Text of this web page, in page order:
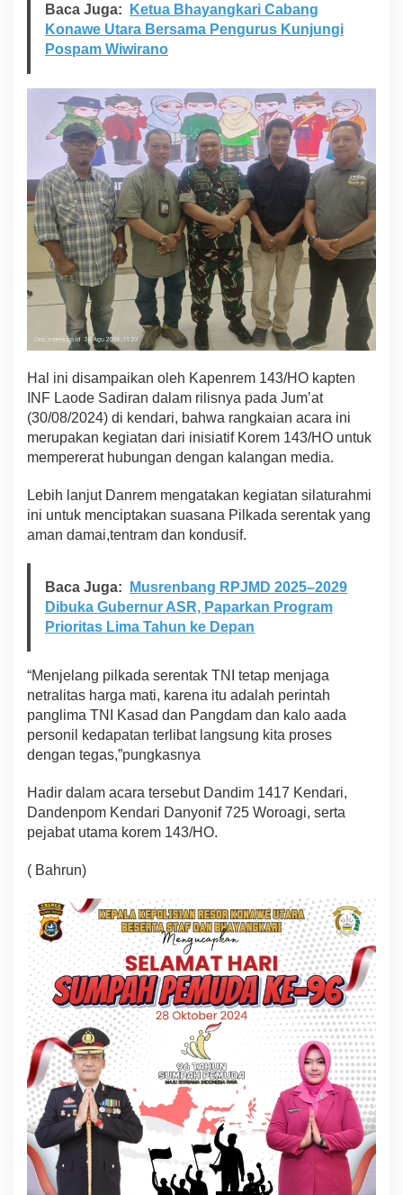
Baca Juga:
Ketua Bhayangkari Cabang
Konawe Utara Bersama Pengurus Kunjungi
Pospam Wiwirano
Hal ini disampaikan oleh Kapenrem 143/HO kapten
INF Laode Sadiran dalam rilisnya pada Jum’at
(30/08/2024) di kendari, bahwa rangkaian acara ini
merupakan kegiatan dari inisiatif Korem 143/HO untuk
mempererat hubungan dengan kalangan media.
Lebih lanjut Danrem mengatakan kegiatan silaturahmi
ini untuk menciptakan suasana Pilkada serentak yang
aman damai,tentram dan kondusif.
Baca Juga:
Musrenbang RPJMD 2025–2029
Dibuka Gubernur ASR, Paparkan Program
Prioritas Lima Tahun ke Depan
“Menjelang pilkada serentak TNI tetap menjaga
netralitas harga mati, karena itu adalah perintah
panglima TNI Kasad dan Pangdam dan kalo aada
personil kedapatan terlibat langsung kita proses
dengan tegas,”pungkasnya
Hadir dalam acara tersebut Dandim 1417 Kendari,
Dandenpom Kendari Danyonif 725 Woroagi, serta
pejabat utama korem 143/HO.
( Bahrun)